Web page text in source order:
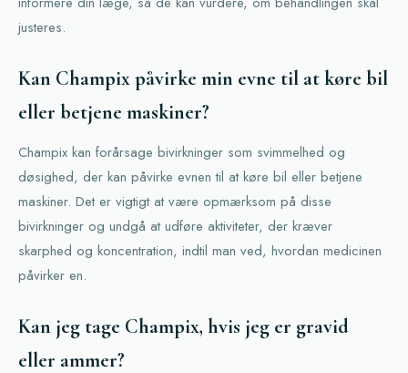
justeres.
Kan Champix påvirke min evne til at køre bil
eller betjene maskiner?
Champix kan forårsage bivirkninger som svimmelhed og
døsighed, der kan påvirke evnen til at køre bil eller betjene
maskiner. Det er vigtigt at være opmærksom på disse
bivirkninger og undgå at udføre aktiviteter, der kræver
skarphed og koncentration, indtil man ved, hvordan medicinen
påvirker en.
Kan jeg tage Champix, hvis jeg er gravid
eller ammer?